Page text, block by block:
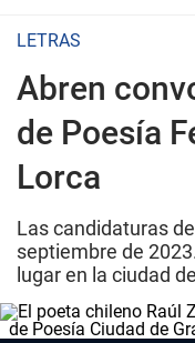
LETRAS
Abren
de Poesía
Lorca
Las candidaturas
septiembre de
lugar en la ciudad